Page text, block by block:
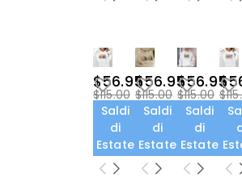
$56.95
$115.00
Saldi
di
Estate
$56.95
$115.00
Saldi
di
Estate
$56.95
$115.00
Saldi
di
Estate